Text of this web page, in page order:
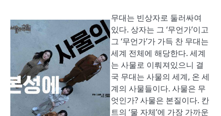
무대는 빈상자로 둘러싸여
있다. 상자는 그 ‘무언가’이고
그 ‘무언가’가 가득 찬 무대는
세계 전체에 해당한다. 세계
는 사물로 이뤄져있으니 결
국 무대는 사물의 세계, 온 세
계의 사물들이다. 사물은 무
엇인가? 사물은 본질이다. 칸
트의 ‘물 자체’에 가장 가까운